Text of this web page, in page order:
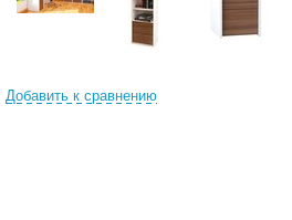
Добавить к сравнению